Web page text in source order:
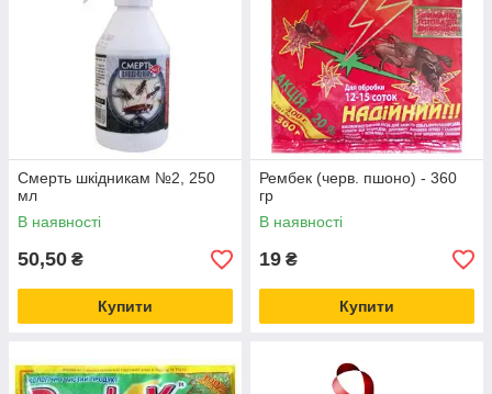
Смерть шкідникам №2, 250
мл
В наявності
50,50 ₴
Купити
Рембек (черв. пшоно) - 360
гр
В наявності
19 ₴
Купити